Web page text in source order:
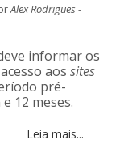
Alex Rodrigues -
informar os
aos sites
pré-
12 meses.
Leia mais...